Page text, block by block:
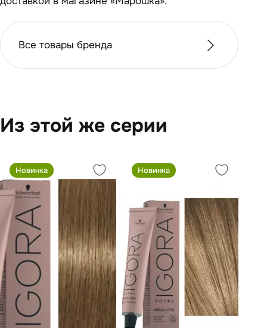
Все товары бренда
Из этой же серии
Новинка Новинка